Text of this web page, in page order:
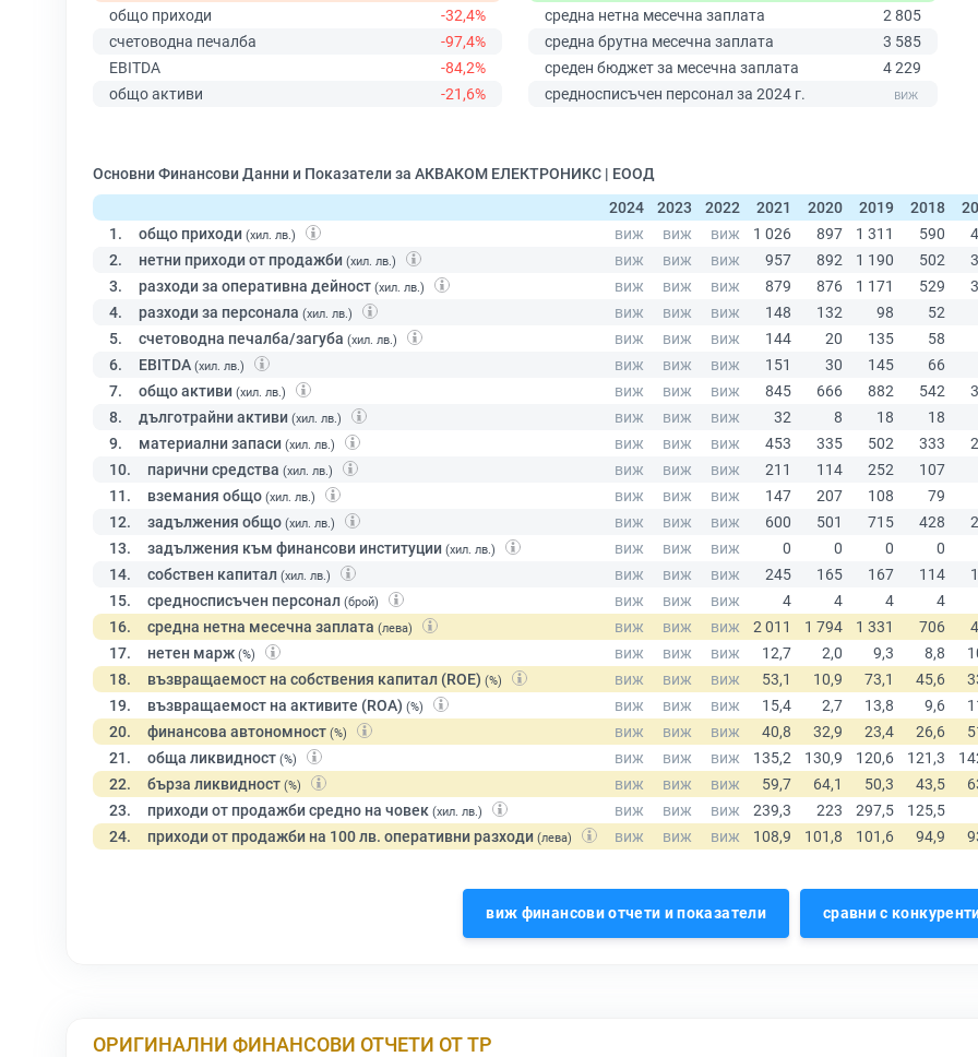
общо приходи
-32,4%
счетоводна печалба
-97,4%
EBITDA
-84,2%
общо активи
-21,6%
средна нетна месечна заплата
2 805
средна брутна месечна заплата
3 585
среден бюджет за месечна заплата
4 229
средносписъчен персонал за 2024 г.
Основни Финансови Данни и Показатели за АКВАКОМ ЕЛЕКТРОНИКС | ЕООД
2024
2023 2022 2021 2020 2019 2018
1.
общо приходи (хил. лв.)
2. нетни приходи от продажби (хил. лв.)
3. разходи за оперативна дейност (хил. лв.)
4. разходи за персонала (хил. лв.)
5. счетоводна печалба/загуба (хил. лв.)
6. EBITDA (хил. лв.)
7. общо активи (хил. лв.)
8. дълготрайни активи (хил. лв.)
9. материални запаси (хил. лв.)
10. парични средства (хил. лв.)
11. вземания общо (хил. лв.)
12. задължения общо (хил. лв.)
13. задължения към финансови институции (хил. лв.)
14. собствен капитал (хил. лв.)
15. средносписъчен персонал (брой)
16. средна нетна месечна заплата (лева)
17. нетен марж (%)
18. възвращаемост на собствения капитал (ROE) (%)
19. възвращаемост на активите (ROA) (%)
20. финансова автономност (%)
21. обща ликвидност (%)
22. бърза ликвидност (%)
23. приходи от продажби средно на човек (хил. лв.)
24. приходи от продажби на 100 лв. оперативни разходи (лева)
виж финансови отчети и показатели сравни с
ОРИГИНАЛНИ ФИНАНСОВИ ОТЧЕТИ ОТ ТР